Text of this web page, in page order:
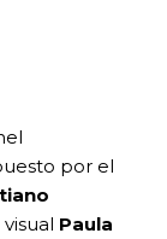
por el
Paula